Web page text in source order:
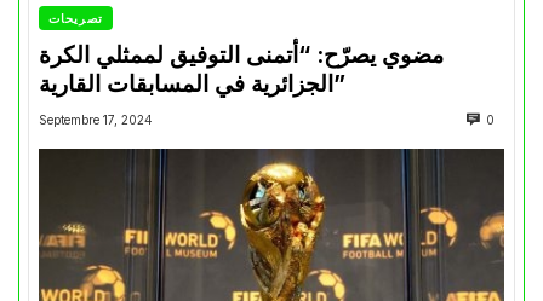
تصريحات
مضوي يصرّح: “أتمنى التوفيق لممثلي الكرة
الجزائرية في المسابقات القارية”
Septembre 17, 2024 0